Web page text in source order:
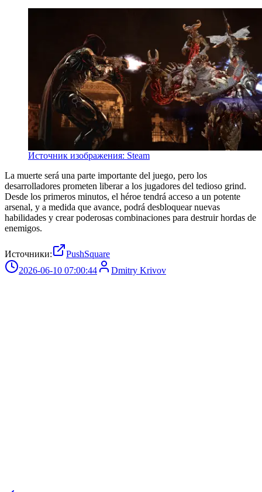
Источник изображения: Steam
La muerte será una parte importante del juego, pero los
desarrolladores prometen liberar a los jugadores del tedioso grind.
Desde los primeros minutos, el héroe tendrá acceso a un potente
arsenal, y a medida que avance, podrá desbloquear nuevas
habilidades y crear poderosas combinaciones para destruir hordas de
enemigos.
Источники:
PushSquare
2026-06-10 07:00:44
Dmitry Krivov